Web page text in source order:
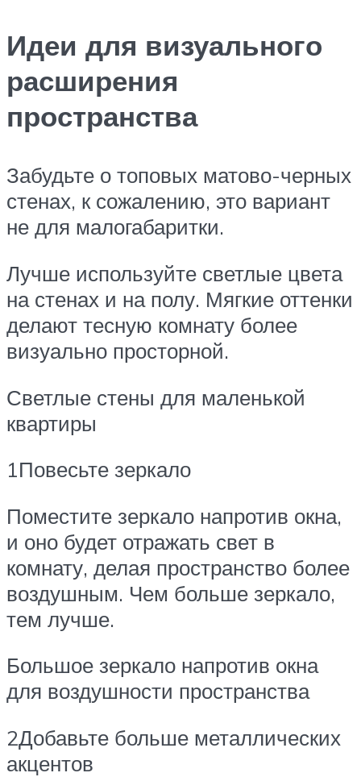
Идеи для визуального
расширения
пространства
Забудьте о топовых матово-черных
стенах, к сожалению, это вариант
не для малогабаритки.
Лучше используйте светлые цвета
на стенах и на полу. Мягкие оттенки
делают тесную комнату более
визуально просторной.
Светлые стены для маленькой
квартиры
1Повесьте зеркало
Поместите зеркало напротив окна,
и оно будет отражать свет в
комнату, делая пространство более
воздушным. Чем больше зеркало,
тем лучше.
Большое зеркало напротив окна
для воздушности пространства
2Добавьте больше металлических
акцентов